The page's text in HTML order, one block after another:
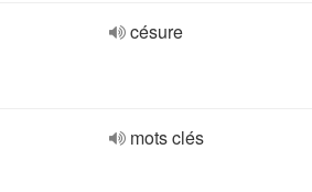
césure
mots clés